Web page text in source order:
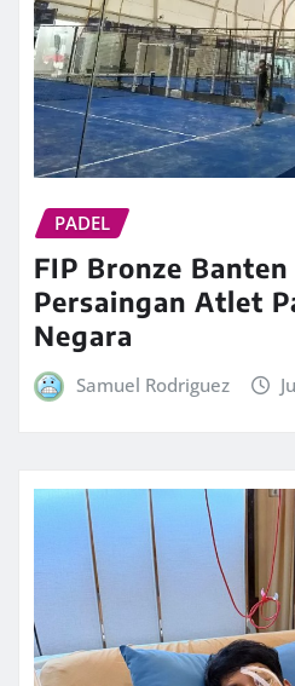
PADEL
FIP Bronze
Persaingan Atlet
Negara
Samuel Rodriguez